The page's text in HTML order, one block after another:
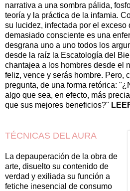
narrativa a una sombra pálida,
teoría y la práctica de la infamia.
su lucidez, infectada por el exceso
demasiado consciente es una
desgrana uno a uno todos los
desde la raíz la Escatología del
chantajea a los hombres desde el
feliz, vence y serás hombre. Pero,
pregunta, de una forma retórica:
algo que sea, en efecto, más
que sus mejores beneficios?"
TÉCNICAS DEL AURA
La depauperación de la obra de
arte, disuelto su contenido de
verdad y exiliada su función a
fetiche inesencial de consumo